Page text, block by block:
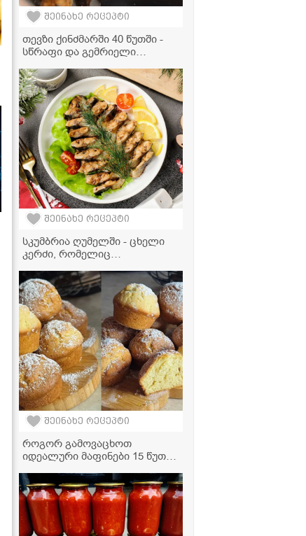
შეინახე რეცეპტი
თევზი ქინძმარში 40 წუთში -
სწრაფი და გემრიელი
შეინახე რეცეპტი
სკუმბრია ღუმელში - ცხელი
კერძი, რომელიც
დაამშვენებს
შეინახე რეცეპტი
როგორ გამოვაცხოთ
იდეალური მაფინები 15 წუთში
რეცეპტი